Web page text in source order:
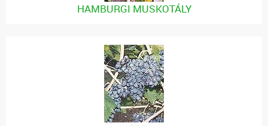
HAMBURGI MUSKOTÁLY